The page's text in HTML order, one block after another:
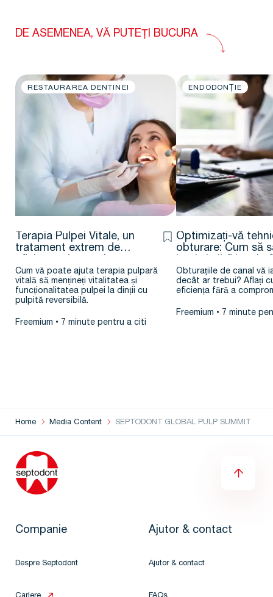
DE ASEMENEA, VĂ PUTEȚI BUCURA
RESTAURAREA DENTINEI
Terapia Pulpei Vitale, un
tratament extrem de
D.D.S. – M.Sc.
Cum vă poate ajuta terapia pulpară
vitală să mențineți vitalitatea și
funcționalitatea pulpei la dinții cu
pulpită reversibilă.
Freemium 7 minute pentru a citi
ENDODONȚIE
Optimizați-vă
obturare: Cum să
Obturațiile de canal vă
decât ar trebui? Aflați
eficiența fără a
Freemium 7 minute
Home Media Content SEPTODONT GLOBAL PULP SUMMIT
Companie
Despre Septodont
Ajutor & contact
Ajutor & contact